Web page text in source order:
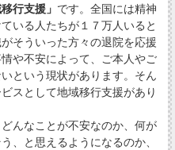
移行支援」 です。全国には精神
いる人たちが１７万人いると
そういった方々の退院を応援
や不安によって、ご本人やご
という現状があります。そん
スとして地域移行支援があり
んなことが不安なのか、何が
、と思えるようになるのか、